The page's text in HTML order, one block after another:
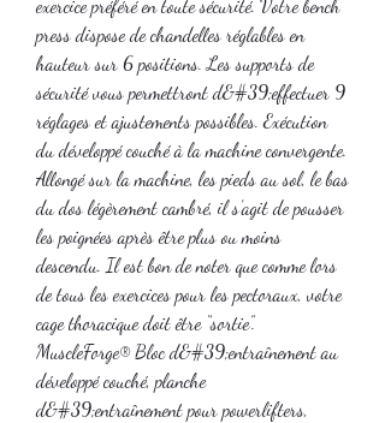
exercice préféré en toute sécurité. Votre bench
press dispose de chandelles réglables en
hauteur sur 6 positions. Les supports de
sécurité vous permettront d&#39;effectuer 9
réglages et ajustements possibles. Exécution
du développé couché à la machine convergente.
Allongé sur la machine, les pieds au sol, le bas
du dos légèrement cambré, il s’agit de pousser
les poignées après être plus ou moins
descendu. Il est bon de noter que comme lors
de tous les exercices pour les pectoraux, votre
cage thoracique doit être “sortie”.
MuscleForge® Bloc d&#39;entraînement au
développé couché, planche
d&#39;entraînement pour powerlifters,